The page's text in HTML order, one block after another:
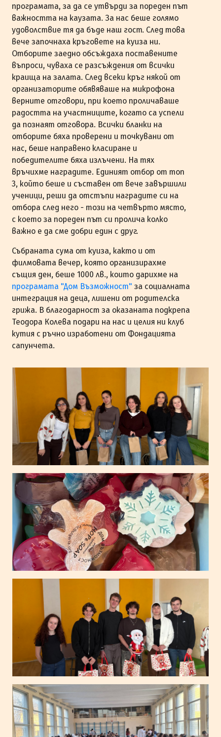
програмата, за да се утвърди за пореден път
важността на каузата. За нас беше голямо
удоволствие тя да бъде наш гост. След това
вече започнаха кръговете на куиза ни.
Отборите заедно обсъждаха поставените
въпроси, чуваха се разсъждения от всички
краища на залата. След всеки кръг някой от
организаторите обявяваше на микрофона
верните отговори, при което проличаваше
радостта на участниците, когато са успели
да познаят отговора. Всички бланки на
отборите бяха проверени и точкувани от
нас, беше направено класиране и
победителите бяха излъчени. На тях
връчихме наградите. Единият отбор от топ
3, който беше и съставен от вече завършили
ученици, реши да отстъпи наградите си на
отбора след него - този на четвърто място,
с което за пореден път си пролича колко
важно е да сме добри един с друг.
Събраната сума от куиза, както и от
филмовата вечер, която организирахме
същия ден, беше 1000 лв., които дарихме на
програмата "Дом Възможност" за социалната
интеграция на деца, лишени от родителска
грижа. В благодарност за оказаната подкрепа
Теодора Колева подари на нас и целия ни клуб
кутия с ръчно изработени от Фондацията
сапунчета.